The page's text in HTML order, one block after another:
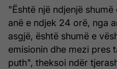
"Është një ndjenjë
anë e ndjek 24 orë, nga
asgjë, është shumë e
emisionin dhe mezi pres
puth", theksoi ndër